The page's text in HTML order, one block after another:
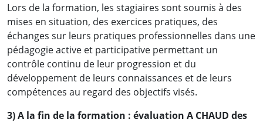
Lors de la formation, les stagiaires sont soumis à des
mises en situation, des exercices pratiques, des
échanges sur leurs pratiques professionnelles dans une
pédagogie active et participative permettant un
contrôle continu de leur progression et du
développement de leurs connaissances et de leurs
compétences au regard des objectifs visés.
3) A la fin de la formation : évaluation A CHAUD des
«Mon objectif en arrivant à cette formation,
était de percevoir les risques de fraude liés à
notre secteur d'activité, les assurances, et les